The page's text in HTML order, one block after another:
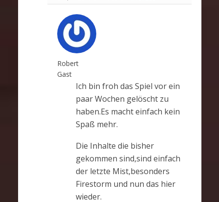
Robert
Gast
Ich bin froh das Spiel vor ein
paar Wochen gelöscht zu
haben.Es macht einfach kein
Spaß mehr.
Die Inhalte die bisher
gekommen sind,sind einfach
der letzte Mist,besonders
Firestorm und nun das hier
wieder.